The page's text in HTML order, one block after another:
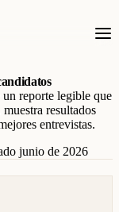
reporte legible que
resultados
entrevistas.
junio de 2026